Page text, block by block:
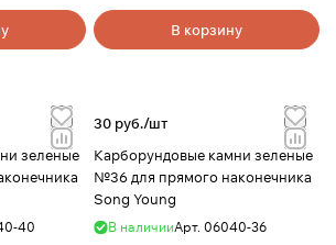
В корзину
зеленые
40
30 руб./шт
Карборундовые камни зеленые
№36 для прямого наконечника
Song Young
В наличииАрт. 06040-36